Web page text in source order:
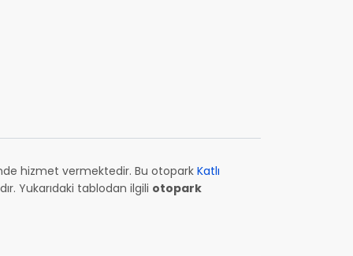
hizmet vermektedir. Bu otopark Katlı
Yukarıdaki tablodan ilgili otopark